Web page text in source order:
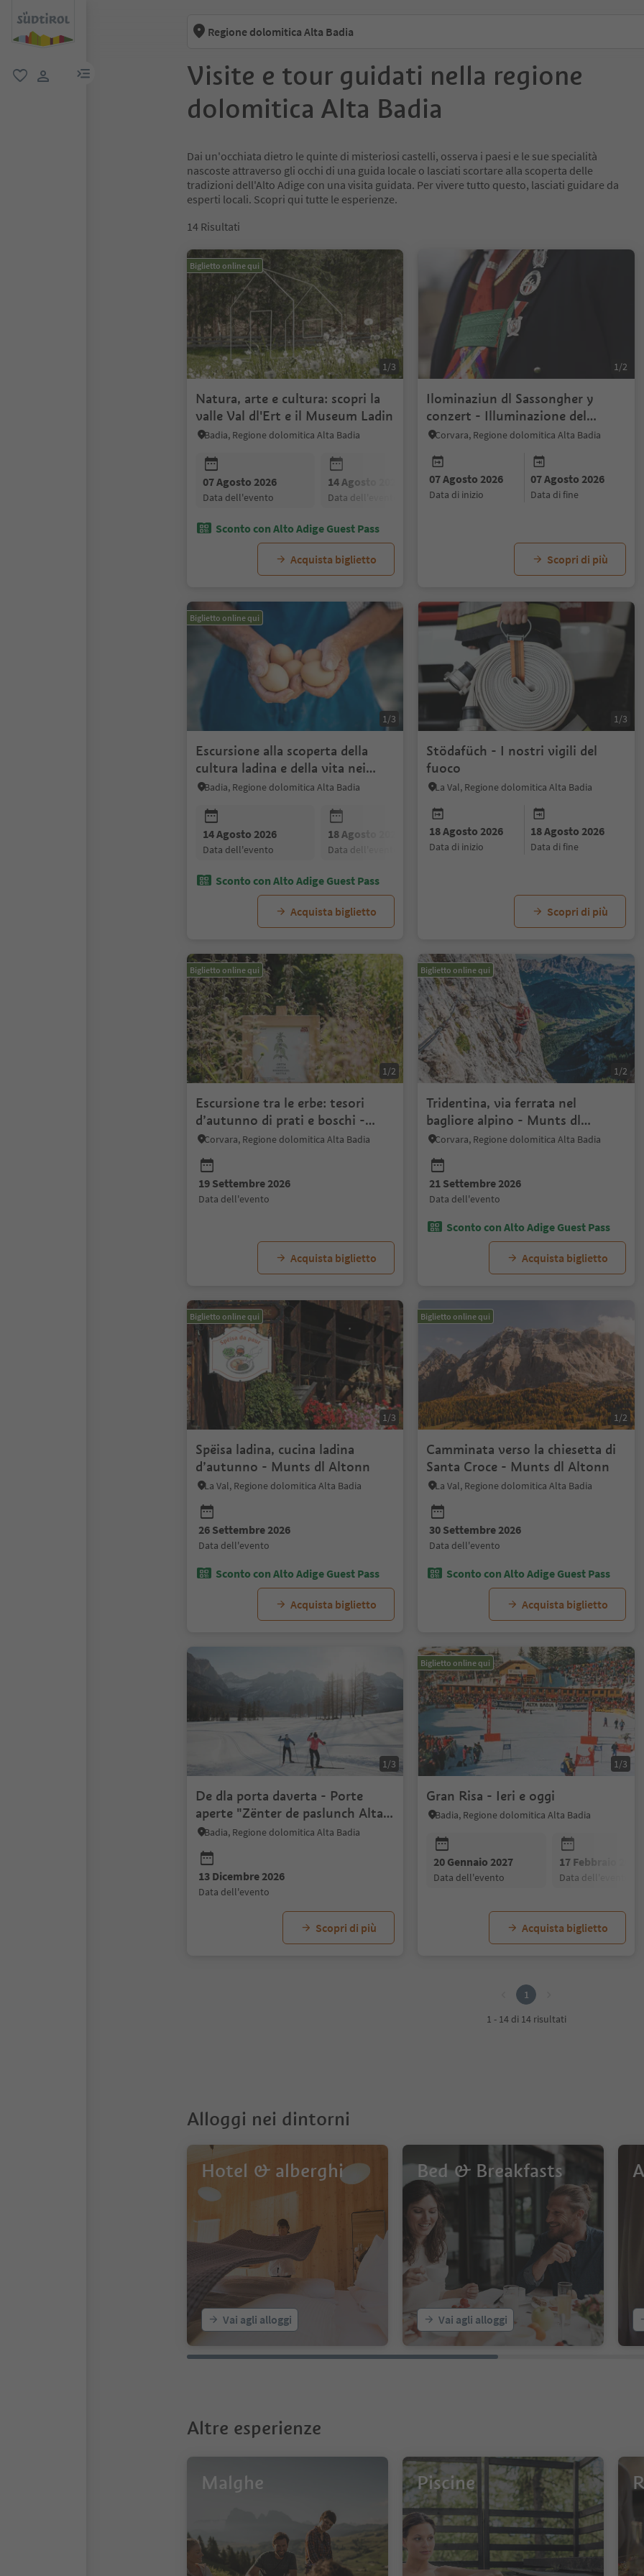
menu link
Regione dolomitica Alta Badia
Visite e tour guidati nella regione
dolomitica Alta Badia
Dai un'occhiata dietro le quinte di misteriosi castelli, osserva i paesi e le sue specialità
nascoste attraverso gli occhi di una guida locale o lasciati scortare alla scoperta delle
tradizioni dell'Alto Adige con una visita guidata. Per vivere tutto questo, lasciati guidare da
esperti locali. Scopri qui tutte le esperienze.
14 Risultati
Biglietto online qui
1/3
Natura, arte e cultura: scopri la
valle Val dl'Ert e il Museum Ladin
Badia, Regione dolomitica Alta Badia
07 Agosto 2026
data dell'evento
14 Agosto 2026
data dell'evento
21 Agosto 2026
data dell'evento
28 Agosto
Sconto con Alto Adige Guest Pass
Acquista biglietto
1/2
Ilominaziun dl Sassongher y
conzert - Illuminazione del
Sassongher e concerto
Corvara, Regione dolomitica Alta Badia
07 Agosto 2026
data di inizio
07 Agosto 2026
data di fine
Scopri di più
Biglietto online qui
1/3
Escursione alla scoperta della
cultura ladina e della vita nei
masi
Badia, Regione dolomitica Alta Badia
14 Agosto 2026
data dell'evento
18 Agosto 2026
data dell'evento
25 Agosto 2026
data dell'evento
Sconto con Alto Adige Guest Pass
Acquista biglietto
1/3
Stödafüch - I nostri vigili del
fuoco
La Val, Regione dolomitica Alta Badia
18 Agosto 2026
data di inizio
18 Agosto 2026
data di fine
Scopri di più
Biglietto online qui
1/2
Escursione tra le erbe: tesori
d’autunno di prati e boschi -
Munts dl Altonn
Corvara, Regione dolomitica Alta Badia
19 Settembre 2026
data dell'evento
Acquista biglietto
Biglietto online qui
1/2
Tridentina, via ferrata nel
bagliore alpino - Munts dl
Altonn
Corvara, Regione dolomitica Alta Badia
21 Settembre 2026
data dell'evento
Sconto con Alto Adige Guest Pass
Acquista biglietto
Biglietto online qui
1/3
Spëisa ladina, cucina ladina
d’autunno - Munts dl Altonn
La Val, Regione dolomitica Alta Badia
26 Settembre 2026
data dell'evento
Sconto con Alto Adige Guest Pass
Acquista biglietto
Biglietto online qui
1/2
Camminata verso la chiesetta di
Santa Croce - Munts dl Altonn
La Val, Regione dolomitica Alta Badia
30 Settembre 2026
data dell'evento
Sconto con Alto Adige Guest Pass
Acquista biglietto
1/3
De dla porta daverta - Porte
aperte "Zënter de paslunch Alta
Badia"
Badia, Regione dolomitica Alta Badia
13 Dicembre 2026
data dell'evento
Scopri di più
Biglietto online qui
1/3
Gran Risa - Ieri e oggi
Badia, Regione dolomitica Alta Badia
20 Gennaio 2027
data dell'evento
17 Febbraio 2027
data dell'evento
Acquista biglietto
1
1 - 14 di 14 risultati
Alloggi nei dintorni
Hotel & alberghi
Vai agli alloggi
Bed & Breakfasts
Vai agli alloggi
Altre esperienze
Malghe Piscine